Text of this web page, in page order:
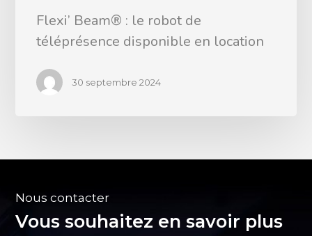
Flexi’ Beam® : le robot de
téléprésence disponible en location
30 septembre 2024
Nous contacter
Vous souhaitez en savoir plus